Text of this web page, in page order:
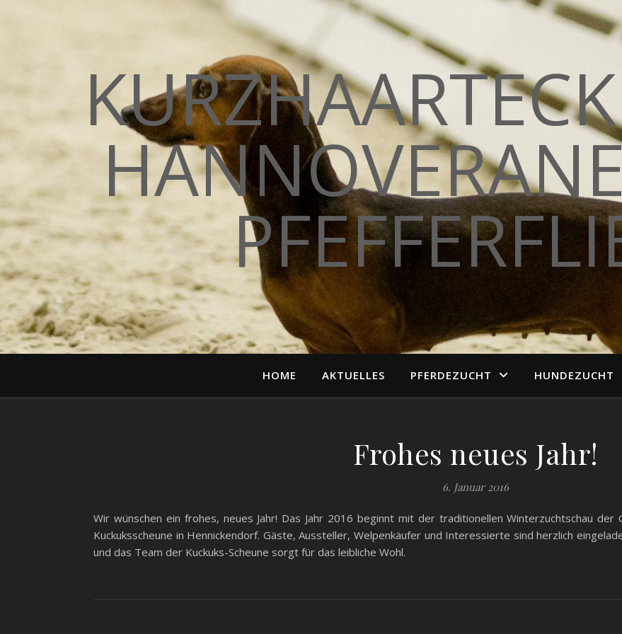
HOME AKTUELLES PFERDEZUCHT HUNDEZUCHT
Frohes neues Jahr!
6. Januar 2016
Wir wünschen ein frohes, neues Jahr! Das Jahr 2016 beginnt mit der traditionellen Winterzuchtschau
Kuckuksscheune in Hennickendorf. Gäste, Aussteller, Welpenkäufer und Interessierte sind herzlich
und das Team der Kuckuks-Scheune sorgt für das leibliche Wohl.